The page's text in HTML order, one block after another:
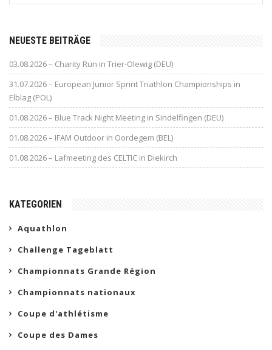
NEUESTE BEITRÄGE
03.08.2026 – Charity Run in Trier-Olewig (DEU)
31.07.2026 – European Junior Sprint Triathlon Championships in
Elblag (POL)
01.08.2026 – Blue Track Night Meeting in Sindelfingen (DEU)
01.08.2026 – IFAM Outdoor in Oordegem (BEL)
01.08.2026 – Lafmeeting des CELTIC in Diekirch
KATEGORIEN
Aquathlon
Challenge Tageblatt
Championnats Grande Région
Championnats nationaux
Coupe d'athlétisme
Coupe des Dames